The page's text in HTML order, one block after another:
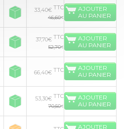
33,40€ TTC
46,60€
AJOUTER
AU PANIER
37,70€ TTC
52,70€
AJOUTER
AU PANIER
66,40€ TTC
AJOUTER
AU PANIER
53,30€ TTC
70,50€
AJOUTER
AU PANIER
AJOUTER